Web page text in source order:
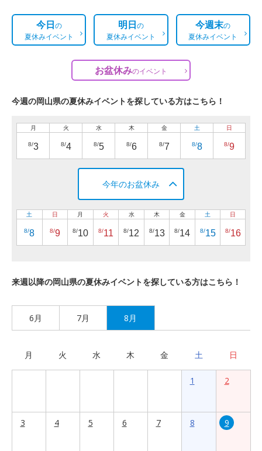
今日の
夏休みイベント
明日の
夏休みイベント
今週末の
夏休みイベント
お盆休みのイベント
今週の岡山県の夏休みイベントを探している方はこちら！
月
8/3
火
8/4
水
8/5
木
8/6
金
8/7
土
8/8
日
8/9
今年のお盆休み
土
8/8
日
8/9
月
8/10
火
8/11
水
8/12
木
8/13
金
8/14
土
8/15
日
8/16
来週以降の岡山県の夏休みイベントを探している方はこちら！
6月 7月 8月
月 火 水 木 金 土 日
1 2
3 4 5 6 7 8 9